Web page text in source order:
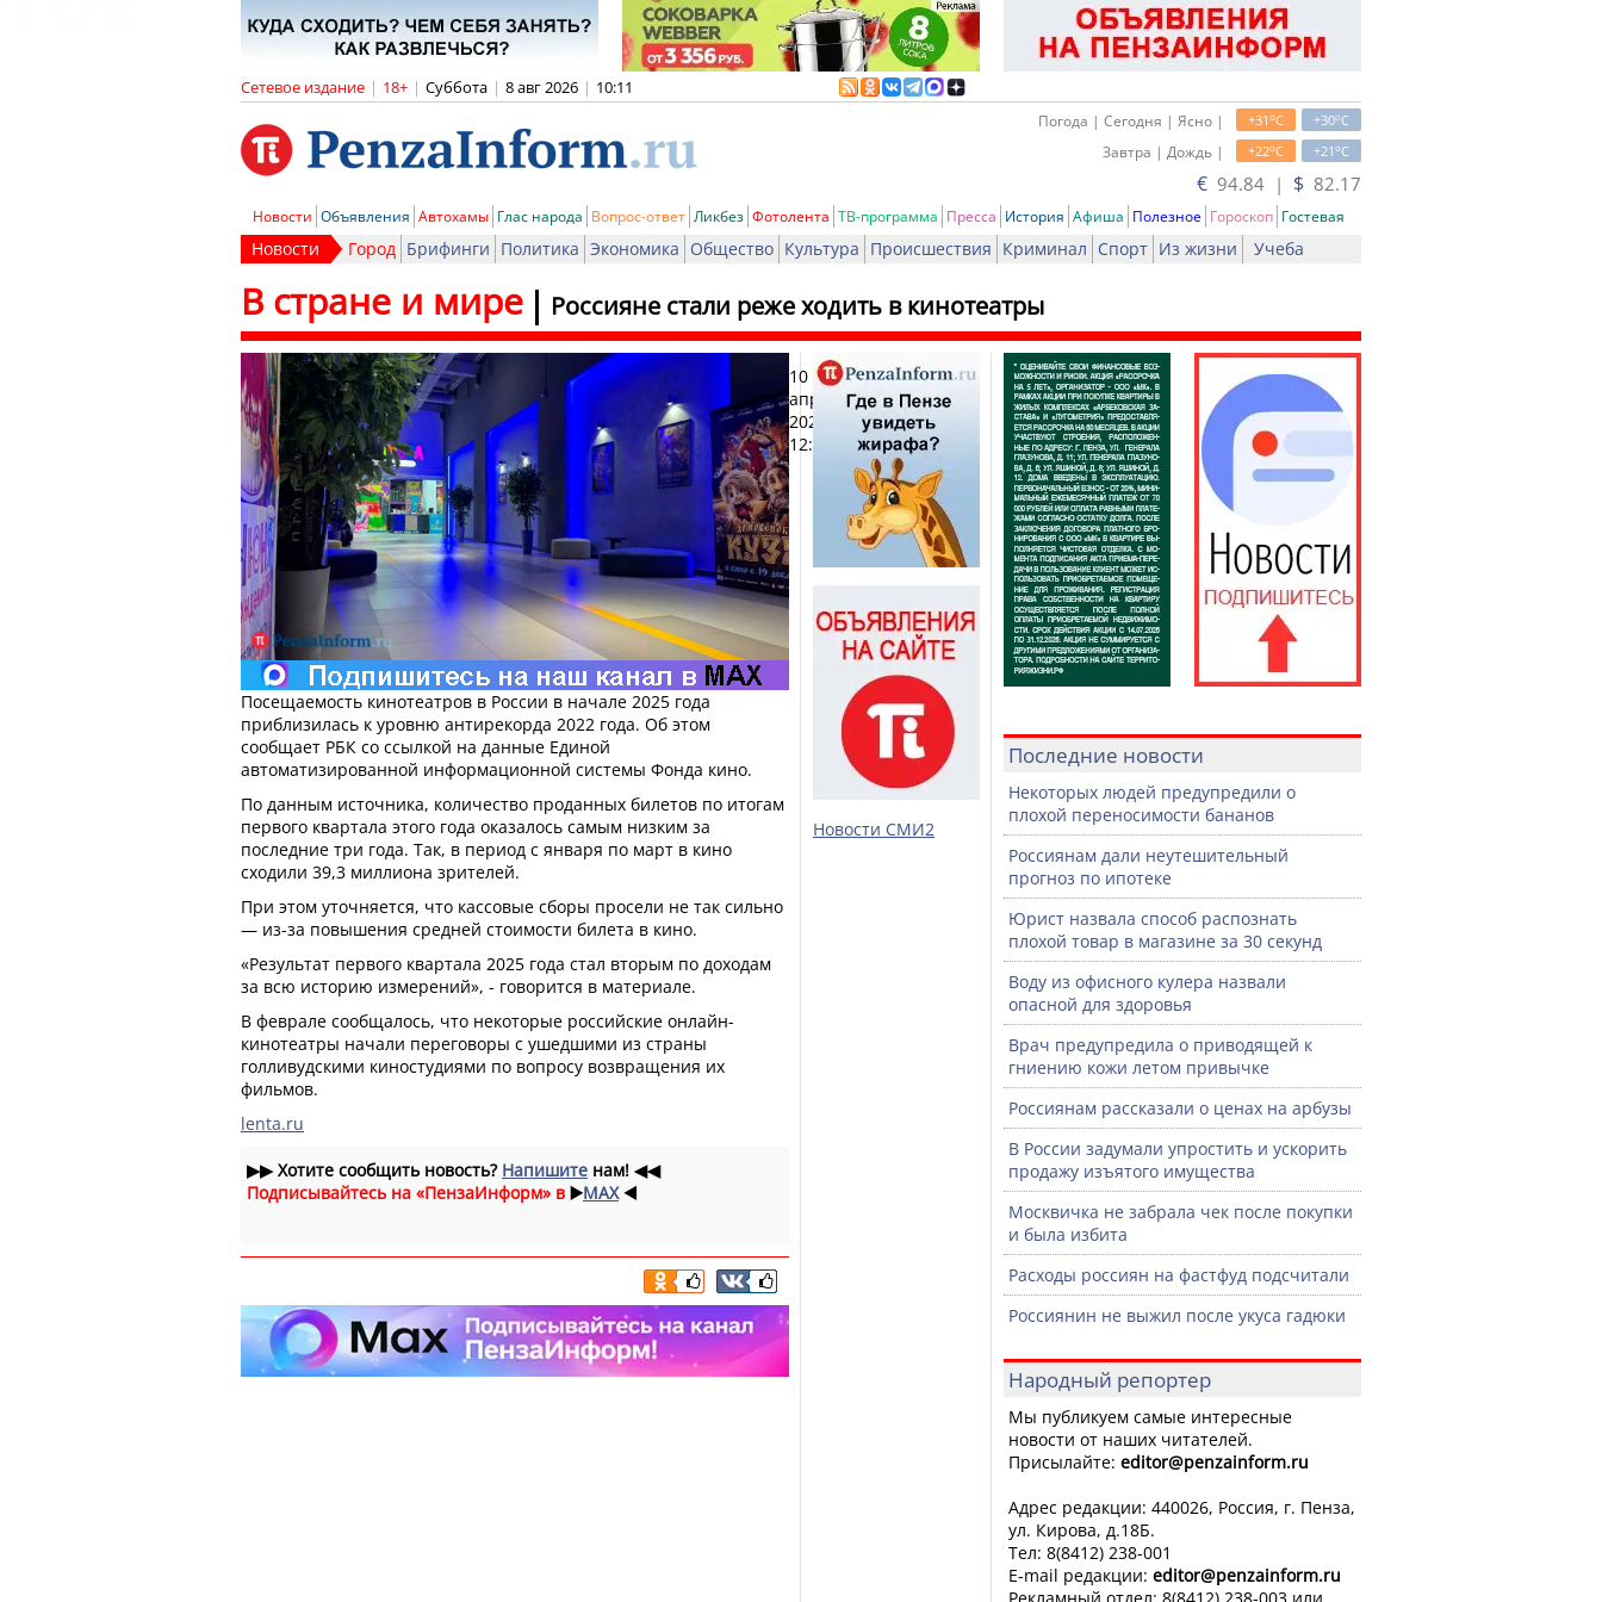
Сетевое издание | 18+ | Суббота | 8 авг 2026 | 10:11
+30oC
+31oC
Погода | Сегодня | Ясно |
+21oC
+22oC
Завтра | Дождь |
€ 94.84 | $ 82.17
Новости Объявления Автохамы Глас народа Вопрос-ответ Ликбез Фотолента ТВ-программа Пресса История Афиша Полезное Гороскоп Гостевая
Новости Город Брифинги Политика Экономика Общество Культура Происшествия Криминал Спорт Из жизни Учеба
Россияне стали реже ходить в кинотеатры
В стране и мире
10
апреля
2025,
12:04
Печать
Посещаемость кинотеатров в России в начале 2025 года
приблизилась к уровню антирекорда 2022 года. Об этом
сообщает РБК со ссылкой на данные Единой
автоматизированной информационной системы Фонда кино.
По данным источника, количество проданных билетов по итогам
первого квартала этого года оказалось самым низким за
последние три года. Так, в период с января по март в кино
сходили 39,3 миллиона зрителей.
При этом уточняется, что кассовые сборы просели не так сильно
— из-за повышения средней стоимости билета в кино.
«Результат первого квартала 2025 года стал вторым по доходам
за всю историю измерений», - говорится в материале.
В феврале сообщалось, что некоторые российские онлайн-
кинотеатры начали переговоры с ушедшими из страны
голливудскими киностудиями по вопросу возвращения их
фильмов.
lenta.ru
▶▶Хотите сообщить новость? Напишите нам! ◀◀
Подписывайтесь на «ПензаИнформ» в ▶️MAX ◀️
Новости СМИ2
Последние новости
Некоторых людей предупредили о
плохой переносимости бананов
Россиянам дали неутешительный
прогноз по ипотеке
Юрист назвала способ распознать
плохой товар в магазине за 30 секунд
Воду из офисного кулера назвали
опасной для здоровья
Врач предупредила о приводящей к
гниению кожи летом привычке
Россиянам рассказали о ценах на арбузы
В России задумали упростить и ускорить
продажу изъятого имущества
Москвичка не забрала чек после покупки
и была избита
Расходы россиян на фастфуд подсчитали
Россиянин не выжил после укуса гадюки
Народный репортер
Мы публикуем самые интересные
новости от наших читателей.
Присылайте: editor@penzainform.ru
Адрес редакции: 440026, Россия, г. Пенза,
ул. Кирова, д.18Б.
Тел: 8(8412) 238-001
E-mail редакции: editor@penzainform.ru